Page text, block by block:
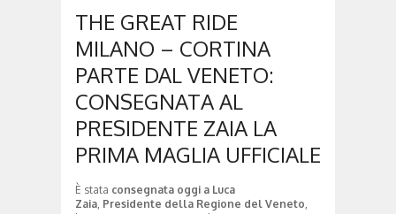
THE GREAT RIDE
MILANO – CORTINA
PARTE DAL VENETO:
CONSEGNATA AL
PRESIDENTE ZAIA LA
PRIMA MAGLIA UFFICIALE
È stata consegnata oggi a Luca
Zaia Presidente della Regione del Veneto